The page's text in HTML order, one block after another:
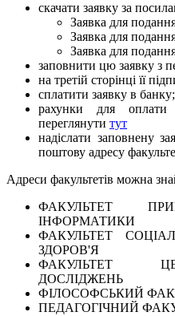
скачати заявку за
Заявка для
Заявка для
Заявка для
заповнити цю заявку з
на третій сторінці її
сплатити заявку в банку;
рахунки для
переглянути тут
надіслати заповнену
поштову адресу
Адреси факультетів можна
ФАКУЛЬТЕТ
ІНФОРМАТИКИ
ФАКУЛЬТЕТ
ЗДОРОВ'Я
ФАКУЛЬТЕТ
ДОСЛІДЖЕНЬ
ФІЛОСОФСЬКИЙ
ПЕДАГОГІЧНИЙ